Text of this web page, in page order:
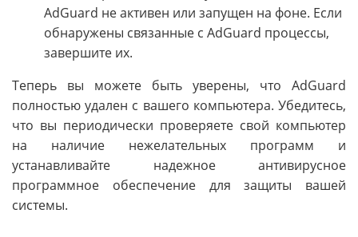
AdGuard не активен или запущен на фоне. Если
обнаружены связанные с AdGuard процессы,
завершите их.
Теперь вы можете быть уверены, что AdGuard
полностью удален с вашего компьютера. Убедитесь,
что вы периодически проверяете свой компьютер
на наличие нежелательных программ и
устанавливайте надежное антивирусное
программное обеспечение для защиты вашей
системы.